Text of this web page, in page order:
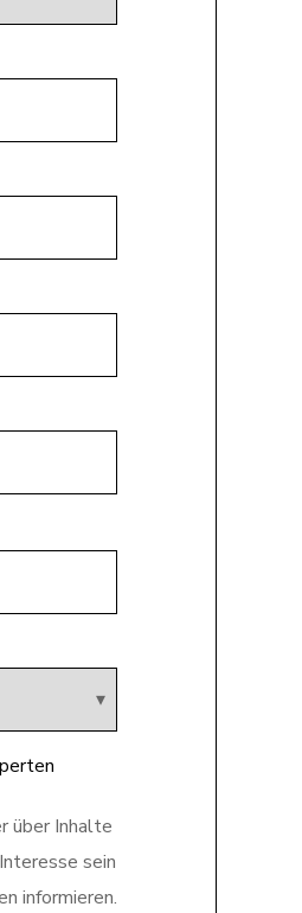
über Inhalte
sein
informieren.